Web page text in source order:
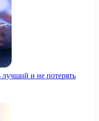
и не потерять